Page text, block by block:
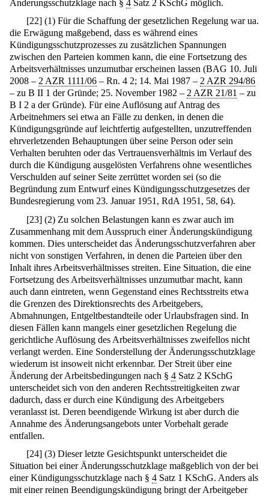
Änderungsschutzklage nach § 4 Satz 2 KSchG möglich.
[22] (1) Für die Schaffung der gesetzlichen Regelung war ua.
die Erwägung maßgebend, dass es während eines
Kündigungsschutzprozesses zu zusätzlichen Spannungen
zwischen den Parteien kommen kann, die eine Fortsetzung des
Arbeitsverhältnisses unzumutbar erscheinen lassen (BAG 10. Juli
2008 – 2 AZR 1111/06 – Rn. 4 2; 14. Mai 1987 – 2 AZR 294/86
– zu B II 1 der Gründe; 25. November 1982 – 2 AZR 21/81 – zu
B I 2 a der Gründe). Für eine Auflösung auf Antrag des
Arbeitnehmers sei etwa an Fälle zu denken, in denen die
Kündigungsgründe auf leichtfertig aufgestellten, unzutreffenden
ehrverletzenden Behauptungen über seine Person oder sein
Verhalten beruhten oder das Vertrauensverhältnis im Verlauf des
durch die Kündigung ausgelösten Verfahrens ohne wesentliches
Verschulden auf seiner Seite zerrüttet worden sei (so die
Begründung zum Entwurf eines Kündigungsschutzgesetzes der
Bundesregierung vom 23. Januar 1951, RdA 1951, 58, 64).
[23] (2) Zu solchen Belastungen kann es zwar auch im
Zusammenhang mit dem Ausspruch einer Änderungskündigung
kommen. Dies unterscheidet das Änderungsschutzverfahren aber
nicht von sonstigen Verfahren, in denen die Parteien über den
Inhalt ihres Arbeitsverhältnisses streiten. Eine Situation, die eine
Fortsetzung des Arbeitsverhältnisses unzumutbar macht, kann
auch dann eintreten, wenn Gegenstand eines Rechtsstreits etwa
die Grenzen des Direktionsrechts des Arbeitgebers,
Abmahnungen, Entgeltbestandteile oder Urlaubsfragen sind. In
diesen Fällen kann mangels einer gesetzlichen Regelung die
gerichtliche Auflösung des Arbeitsverhältnisses zweifellos nicht
verlangt werden. Eine Sonderstellung der Änderungsschutzklage
wiederum ist insoweit nicht erkennbar. Der Streit über eine
Änderung der Arbeitsbedingungen nach § 4 Satz 2 KSchG
unterscheidet sich von den anderen Rechtsstreitigkeiten zwar
dadurch, dass er durch eine Kündigung des Arbeitgebers
veranlasst ist. Deren beendigende Wirkung ist aber durch die
Annahme des Änderungsangebots unter Vorbehalt gerade
entfallen.
[24] (3) Dieser letzte Gesichtspunkt unterscheidet die
Situation bei einer Änderungsschutzklage maßgeblich von der bei
einer Kündigungsschutzklage nach § 4 Satz 1 KSchG. Anders als
mit einer reinen Beendigungskündigung bringt der Arbeitgeber